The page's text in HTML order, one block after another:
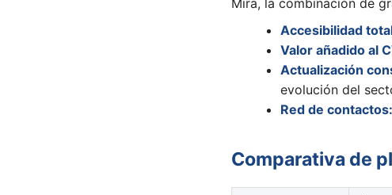
Accesibilidad
Valor añadido al
Actualización
evolución del
Red de contactos:
Comparativa de